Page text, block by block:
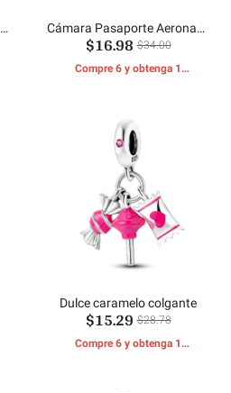
Cámara Pasaporte Aeronave
Colgante
$16.98 $34.00
Compre 6 y obtenga 1
Dulce caramelo colgante
$15.29 $28.78
Compre 6 y obtenga 1